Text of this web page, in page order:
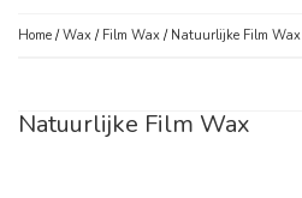
Home /Wax / Film Wax / Natuurlijke Film Wax
Natuurlijke Film Wax